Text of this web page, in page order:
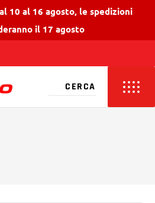
10 al 16 agosto, le spedizioni
il 17 agosto